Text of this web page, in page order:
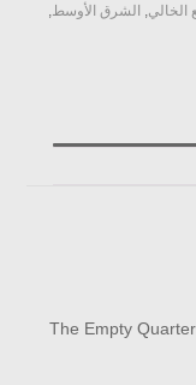
الخالي, الشرق الأوسط,
The Empty